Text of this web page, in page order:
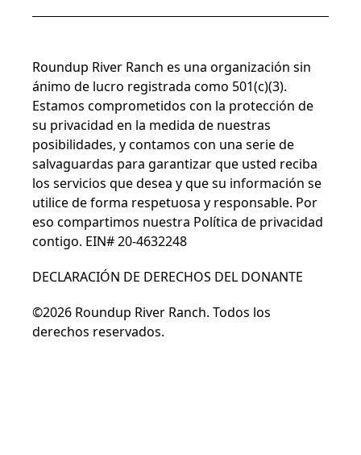
Roundup River Ranch es una organización sin
ánimo de lucro registrada como 501(c)(3).
Estamos comprometidos con la protección de
su privacidad en la medida de nuestras
posibilidades, y contamos con una serie de
salvaguardas para garantizar que usted reciba
los servicios que desea y que su información se
utilice de forma respetuosa y responsable. Por
eso compartimos nuestra Política de privacidad
contigo. EIN# 20-4632248
DECLARACIÓN DE DERECHOS DEL DONANTE
©2026 Roundup River Ranch. Todos los
derechos reservados.